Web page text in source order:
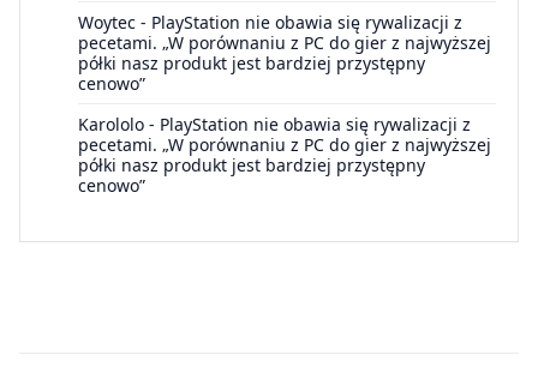
Woytec - PlayStation nie obawia się rywalizacji z
pecetami. „W porównaniu z PC do gier z najwyższej
półki nasz produkt jest bardziej przystępny
cenowo”
Karololo - PlayStation nie obawia się rywalizacji z
pecetami. „W porównaniu z PC do gier z najwyższej
półki nasz produkt jest bardziej przystępny
cenowo”